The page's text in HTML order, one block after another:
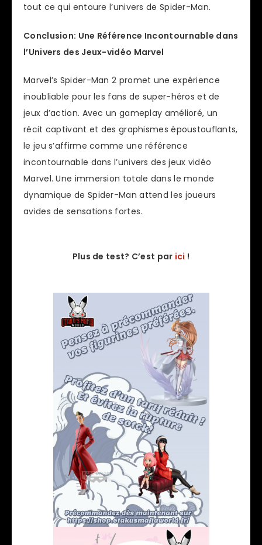
tout ce qui entoure l’univers de Spider-Man.
Conclusion: Une Référence Incontournable dans
l’Univers des Jeux-vidéo Marvel
Marvel’s Spider-Man 2 promet une expérience
inoubliable pour les fans de super-héros et de
jeux d’action. Avec un gameplay amélioré, un
récit captivant et des graphismes époustouflants,
le jeu s’affirme comme une référence
incontournable dans l’univers des jeux vidéo
Marvel. Une immersion totale dans le monde
dynamique de Spider-Man attend les joueurs
avides de sensations fortes.
Plus de test? C’est par ici !